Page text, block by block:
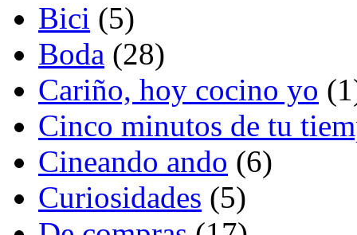
Bici (5)
Boda (28)
Cariño, hoy cocino yo
Cinco minutos de tu
Cineando ando (6)
Curiosidades (5)